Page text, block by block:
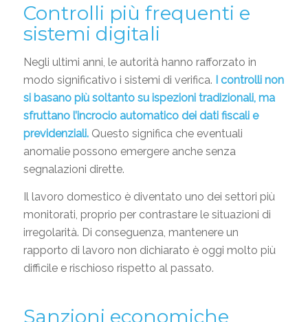
Controlli più frequenti e
sistemi digitali
Negli ultimi anni, le autorità hanno rafforzato in
modo significativo i sistemi di verifica. I controlli non
si basano più soltanto su ispezioni tradizionali, ma
sfruttano l’incrocio automatico dei dati fiscali e
previdenziali.Questo significa che eventuali
anomalie possono emergere anche senza
segnalazioni dirette.
Il lavoro domestico è diventato uno dei settori più
monitorati, proprio per contrastare le situazioni di
irregolarità. Di conseguenza, mantenere un
rapporto di lavoro non dichiarato è oggi molto più
difficile e rischioso rispetto al passato.
Sanzioni economiche